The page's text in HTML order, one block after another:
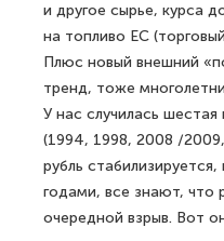
и другое сырье, курса
на топливо ЕС
Плюс новый внешний
тренд, тоже
У нас случилась шестая
(1994, 1998, 2008 /
рубль
годами, все знают, что
очередной взрыв. Вот